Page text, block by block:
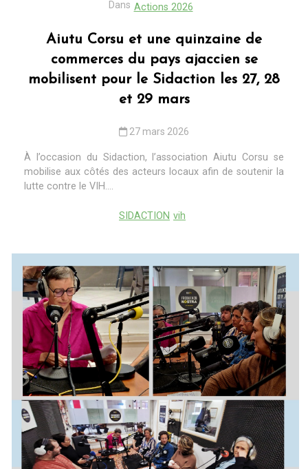
Dans Actions 2026
Aiutu Corsu et une quinzaine de
commerces du pays ajaccien se
mobilisent pour le Sidaction les 27, 28
et 29 mars
27 mars 2026
À l’occasion du Sidaction, l’association Aiutu Corsu se
mobilise aux côtés des acteurs locaux afin de soutenir la
lutte contre le VIH....
SIDACTION vih